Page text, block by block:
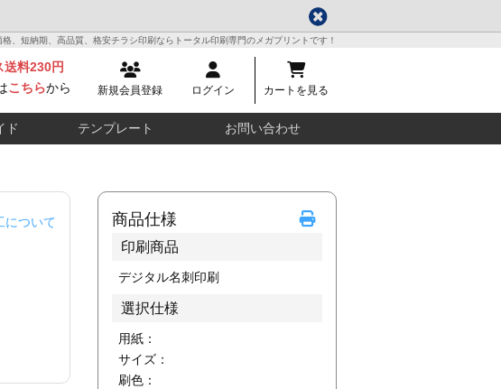
格、短納期、高品質、格安チラシ印刷ならトータル印刷専門のメガプリントです！
新規会員登録 ログイン カートを見る
料230円
こちらから
ド テンプレート お問い合わせ
ついて 商品仕様
印刷商品
デジタル名刺印刷
選択仕様
用紙：
サイズ：
刷色：